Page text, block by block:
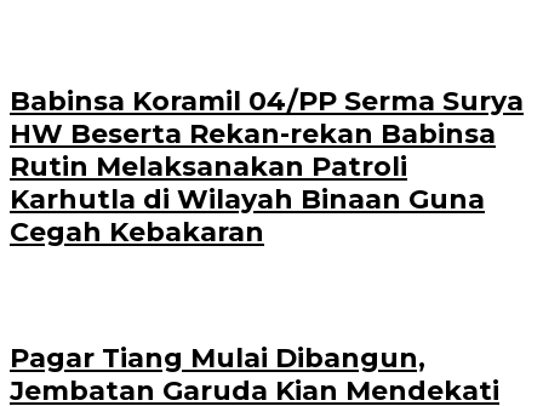
Babinsa Koramil 04/PP Serma Surya
HW Beserta Rekan-rekan Babinsa
Rutin Melaksanakan Patroli
Karhutla di Wilayah Binaan Guna
Cegah Kebakaran
Pagar Tiang Mulai Dibangun,
Jembatan Garuda Kian Mendekati